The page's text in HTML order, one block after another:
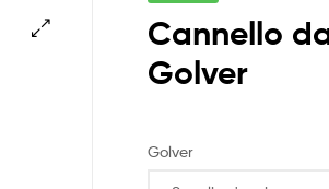
Cannello
Golver
Golver